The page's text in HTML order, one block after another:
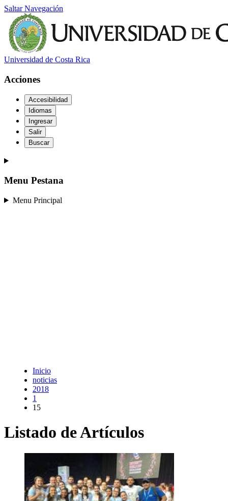
Saltar Navegación
Universidad de Costa Rica
Acciones
Accesibilidad
Idiomas
Ingresar
Salir
Buscar
Menu Pestana
Menu Principal
Inicio
noticias
2018
1
15
Listado de Artículos